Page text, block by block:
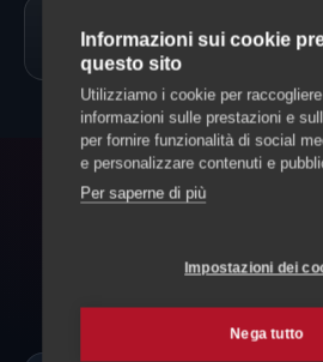
Allevamento Cavalli
Domande
Informazioni sui cookie
questo sito
Utilizziamo i cookie per
informazioni sulle prestazioni e
per fornire funzionalità di social
e personalizzare contenuti e
Per saperne di più
Impostazioni dei
Nega tutto